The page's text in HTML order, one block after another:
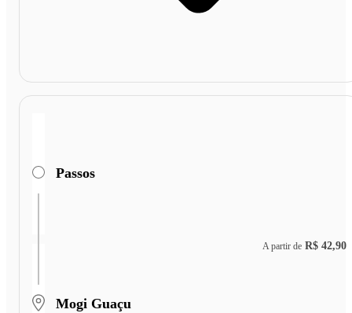
Passos
Mogi Guaçu
A partir de R$ 42,90